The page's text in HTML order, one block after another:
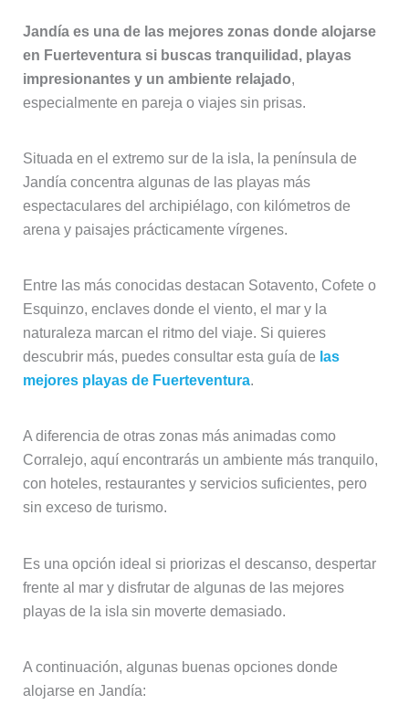
Jandía es una de las mejores zonas donde alojarse
en Fuerteventura si buscas tranquilidad, playas
impresionantes y un ambiente relajado,
especialmente en pareja o viajes sin prisas.
Situada en el extremo sur de la isla, la península de
Jandía concentra algunas de las playas más
espectaculares del archipiélago, con kilómetros de
arena y paisajes prácticamente vírgenes.
Entre las más conocidas destacan Sotavento, Cofete o
Esquinzo, enclaves donde el viento, el mar y la
naturaleza marcan el ritmo del viaje. Si quieres
descubrir más, puedes consultar esta guía de las
mejores playas de Fuerteventura.
A diferencia de otras zonas más animadas como
Corralejo, aquí encontrarás un ambiente más tranquilo,
con hoteles, restaurantes y servicios suficientes, pero
sin exceso de turismo.
Es una opción ideal si priorizas el descanso, despertar
frente al mar y disfrutar de algunas de las mejores
playas de la isla sin moverte demasiado.
A continuación, algunas buenas opciones donde
alojarse en Jandía: